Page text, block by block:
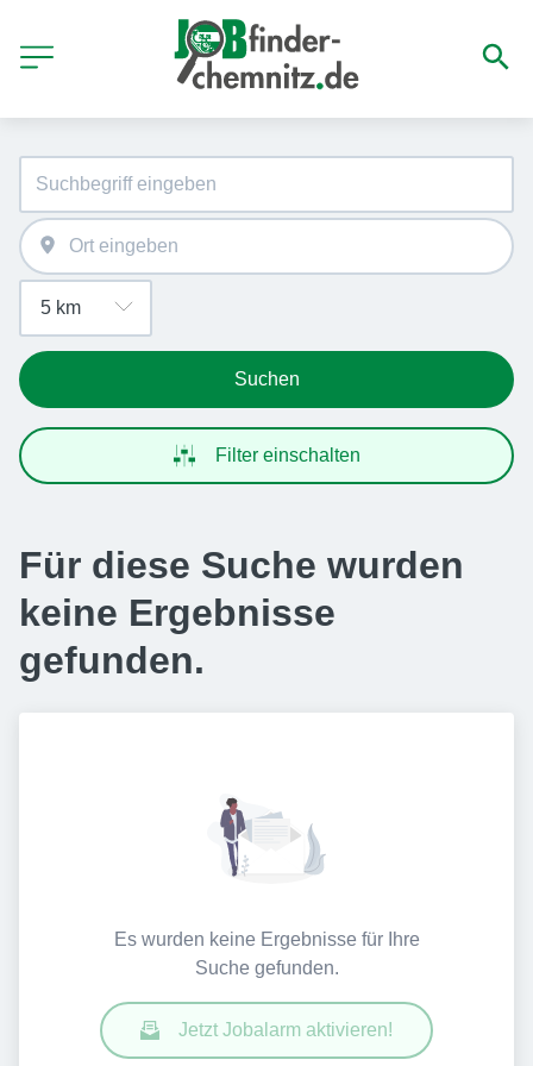
Suchen
Filter einschalten
Für diese Suche wurden
keine Ergebnisse
gefunden.
Es wurden keine Ergebnisse für Ihre
Suche gefunden.
Jetzt Jobalarm aktivieren!